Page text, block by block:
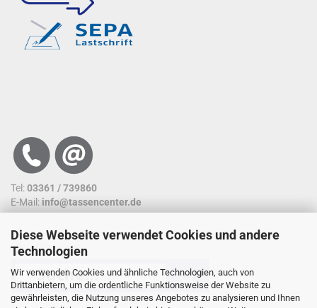
Diese Webseite verwendet Cookies und andere
Technologien
Wir verwenden Cookies und ähnliche Technologien, auch von
Drittanbietern, um die ordentliche Funktionsweise der Website zu
gewährleisten, die Nutzung unseres Angebotes zu analysieren und Ihnen
Tel:03361 / 739860
E-Mail: info@tassencenter.de
SUCHFUNKTION